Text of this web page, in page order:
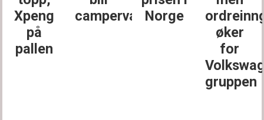
Xpeng
på
pallen
campervan Norge
øker
for
gruppen